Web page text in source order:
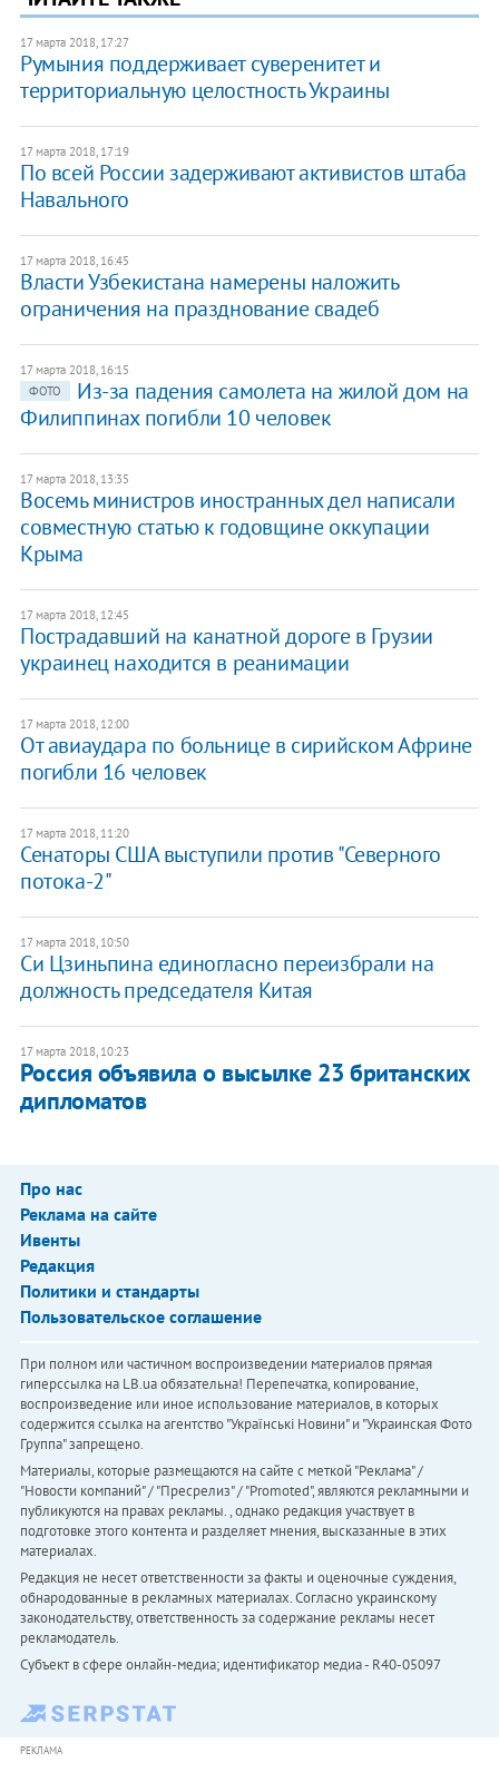
17 марта 2018, 17:27
​Румыния поддерживает суверенитет и
территориальную целостность Украины
17 марта 2018, 17:19
По всей России задерживают активистов штаба
Навального
17 марта 2018, 16:45
​Власти Узбекистана намерены наложить
ограничения на празднование свадеб
17 марта 2018, 16:15
ФОТО
Из-за падения самолета на жилой дом на
Филиппинах погибли 10 человек
17 марта 2018, 13:35
Восемь министров иностранных дел написали
совместную статью к годовщине оккупации
Крыма
17 марта 2018, 12:45
Пострадавший на канатной дороге в Грузии
украинец находится в реанимации
17 марта 2018, 12:00
От авиаудара по больнице в сирийском Африне
погибли 16 человек
17 марта 2018, 11:20
​Сенаторы США выступили против "Северного
потока-2"
17 марта 2018, 10:50
Си Цзиньпина единогласно переизбрали на
должность председателя Китая
17 марта 2018, 10:23
Россия объявила о высылке 23 британских
дипломатов
Про нас
Реклама на сайте
Ивенты
Редакция
Политики и стандарты
Пользовательское соглашение
При полном или частичном воспроизведении материалов прямая
гиперссылка на LB.ua обязательна! Перепечатка, копирование,
воспроизведение или иное использование материалов, в которых
содержится ссылка на агентство "Українськi Новини" и "Украинская Фото
Группа" запрещено.
Материалы, которые размещаются на сайте с меткой "Реклама" /
"Новости компаний" / "Пресрелиз" / "Promoted", являются рекламными и
публикуются на правах рекламы. , однако редакция участвует в
подготовке этого контента и разделяет мнения, высказанные в этих
материалах.
Редакция не несет ответственности за факты и оценочные суждения,
обнародованные в рекламных материалах. Согласно украинскому
законодательству, ответственность за содержание рекламы несет
рекламодатель.
Субъект в сфере онлайн-медиа; идентификатор медиа - R40-05097
РЕКЛАМА